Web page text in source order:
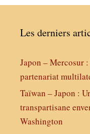
Les derniers
Japon – Mercosur
partenariat
Taïwan – Japon :
transpartisane
Washington